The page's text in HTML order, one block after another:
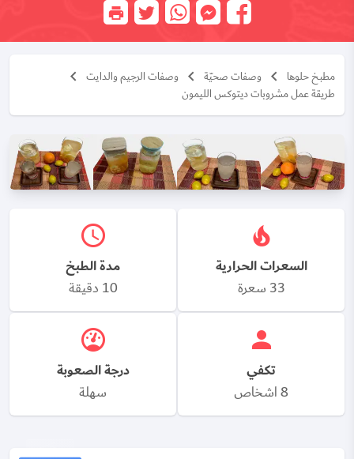
مطبخ حلوها وصفات صحيّة
وصفات الرجيم والدايت
طريقة عمل مشروبات ديتوكس الليمون
السعرات الحرارية
33 سعرة
مدة الطبخ
10 دقيقة
تكفي
8 اشخاص
درجة الصعوبة
سهلة